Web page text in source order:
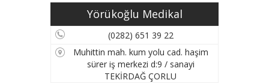
Yörükoğlu Medikal
(0282) 651 39 22
Muhittin mah. kum yolu cad. haşim
sürer iş merkezi d:9 / sanayi
TEKİRDAĞ ÇORLU